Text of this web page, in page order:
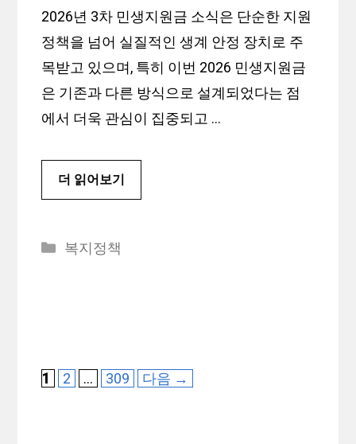
2026년 3차 민생지원금 소식은 단순한 지원
정책을 넘어 실질적인 생계 안정 장치로 주
목받고 있으며, 특히 이번 2026 민생지원금
은 기존과 다른 방식으로 설계되었다는 점
에서 더욱 관심이 집중되고 …
더 읽어보기
카
복지정책
페
1
페
2 …
페
309 다음 →